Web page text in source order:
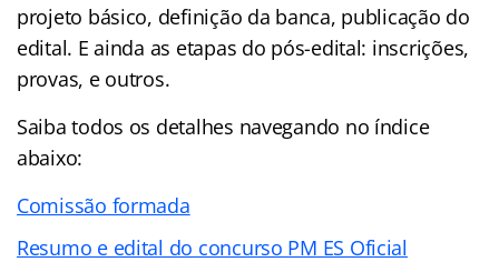
projeto básico, definição da banca, publicação do
edital. E ainda as etapas do pós-edital: inscrições,
provas, e outros.
Saiba todos os detalhes navegando no índice
abaixo:
Comissão formada
Resumo e edital do concurso PM ES Oficial